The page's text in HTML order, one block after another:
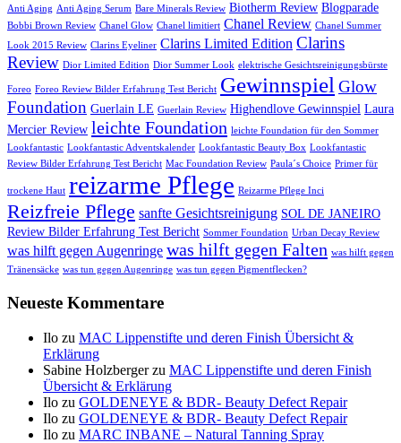
Anti Aging Anti Aging Serum Bare Minerals Review Biotherm Review Blogparade
Bobbi Brown Review Chanel Glow Chanel limitiert Chanel Review Chanel Summer
Look 2015 Review Clarins Eyeliner Clarins Limited Edition Clarins
Review Dior Limited Edition Dior Summer Look elektrische Gesichtsreinigungsbürste
Foreo Foreo Review Bilder Erfahrung Test Bericht GewinnspielGlow
Foundation Guerlain LE Guerlain Review Highendlove Gewinnspiel Laura
Mercier Review leichte Foundation leichte Foundation für den Sommer
Lookfantastic Lookfantastic Adventskalender Lookfantastic Beauty Box Lookfantastic
Review Bilder Erfahrung Test Bericht Mac Foundation Review Paula´s Choice Primer für
trockene Haut reizarme Pflege Reizarme Pflege Inci
Reizfreie Pflege sanfte Gesichtsreinigung SOL DE JANEIRO
Review Bilder Erfahrung Test Bericht Sommer Foundation Urban Decay Review
was hilft gegen Augenringe was hilft gegen Falten was hilft gegen
Tränensäcke was tun gegen Augenringe was tun gegen Pigmentflecken?
Neueste Kommentare
Ilo zu MAC Lippenstifte und deren Finish Übersicht &
Erklärung
Sabine Holzbergerzu MAC Lippenstifte und deren Finish
Übersicht & Erklärung
Ilo zu GOLDENEYE & BDR- Beauty Defect Repair
Ilo zu GOLDENEYE & BDR- Beauty Defect Repair
Ilo zu MARC INBANE – Natural Tanning Spray